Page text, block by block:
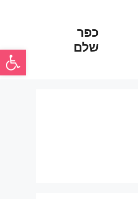
פתח
כפר
שלם